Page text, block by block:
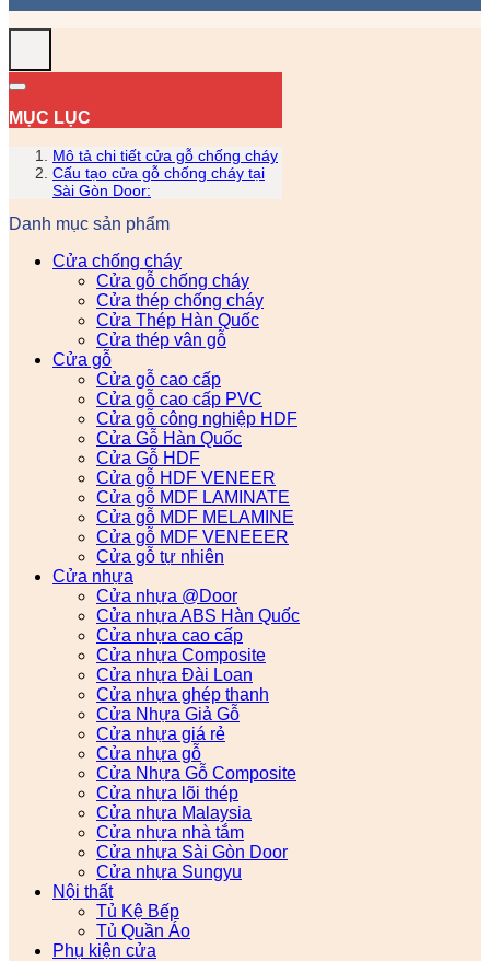
MỤC LỤC
Mô tả chi tiết cửa gỗ chống cháy
Cấu tạo cửa gỗ chống cháy tại
Sài Gòn Door:
Danh mục sản phẩm
Cửa chống cháy
Cửa gỗ chống cháy
Cửa thép chống cháy
Cửa Thép Hàn Quốc
Cửa thép vân gỗ
Cửa gỗ
Cửa gỗ cao cấp
Cửa gỗ cao cấp PVC
Cửa gỗ công nghiệp HDF
Cửa Gỗ Hàn Quốc
Cửa Gỗ HDF
Cửa gỗ HDF VENEER
Cửa gỗ MDF LAMINATE
Cửa gỗ MDF MELAMINE
Cửa gỗ MDF VENEEER
Cửa gỗ tự nhiên
Cửa nhựa
Cửa nhựa @Door
Cửa nhựa ABS Hàn Quốc
Cửa nhựa cao cấp
Cửa nhựa Composite
Cửa nhựa Đài Loan
Cửa nhựa ghép thanh
Cửa Nhựa Giả Gỗ
Cửa nhựa giá rẻ
Cửa nhựa gỗ
Cửa Nhựa Gỗ Composite
Cửa nhựa lõi thép
Cửa nhựa Malaysia
Cửa nhựa nhà tắm
Cửa nhựa Sài Gòn Door
Cửa nhựa Sungyu
Nội thất
Tủ Kệ Bếp
Tủ Quần Áo
Phụ kiện cửa